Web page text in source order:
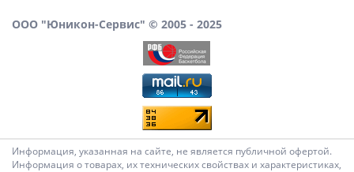
ООО "Юникон-Сервис" © 2005 - 2025
Информация, указанная на сайте, не является публичной офертой.
Информация о товарах, их технических свойствах и характеристиках,